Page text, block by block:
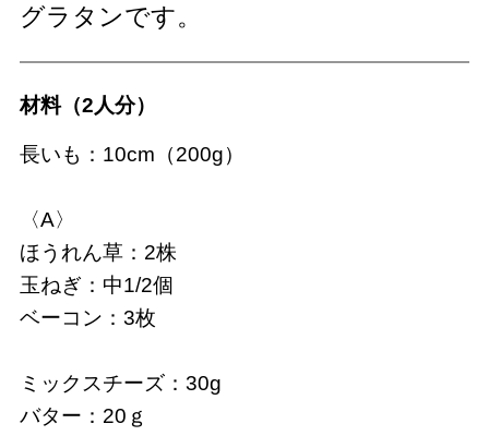
グラタンです。
材料（2人分）
長いも：10cm（200g）
〈A〉
ほうれん草：2株
玉ねぎ：中1/2個
ベーコン：3枚
ミックスチーズ：30g
バター：20ｇ